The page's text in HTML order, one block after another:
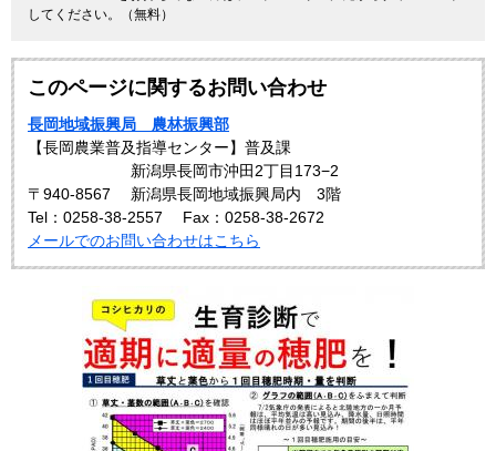
してください。（無料）
このページに関するお問い合わせ
長岡地域振興局 農林振興部
【長岡農業普及指導センター】普及課
〒940-8567
新潟県長岡市沖田2丁目173−2
新潟県長岡地域振興局内 3階
Tel：0258-38-2557
Fax：0258-38-2672
メールでのお問い合わせはこちら